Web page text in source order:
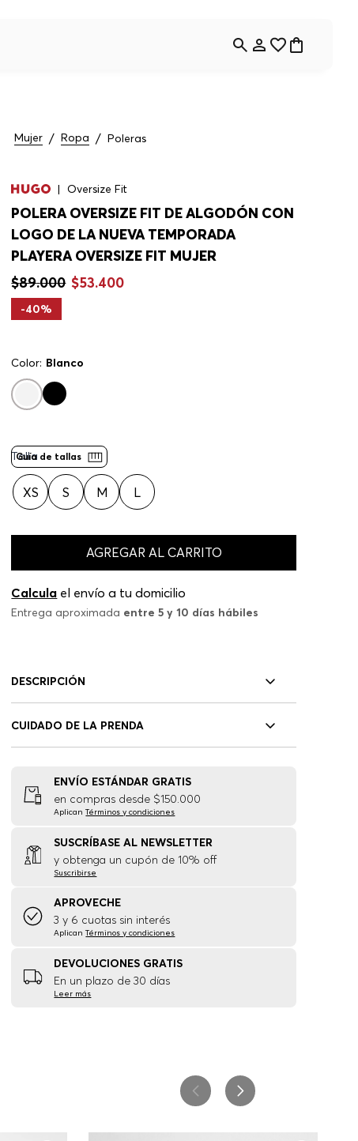
Mujer Ropa Poleras
Oversize Fit
POLERA OVERSIZE FIT DE ALGODÓN CON
LOGO DE LA NUEVA TEMPORADA
PLAYERA OVERSIZE FIT MUJER
$89.000 $53.400
-40%
Color: Blanco
Guía de tallas
Talla
XS S M L
AGREGAR AL CARRITO
Calcula el envío a tu domicilio
Entrega aproximada entre 5 y 10 días hábiles
DESCRIPCIÓN
CUIDADO DE LA PRENDA
ENVÍO ESTÁNDAR GRATIS
en compras desde $150.000
AplicanTérminos y condiciones
SUSCRÍBASE AL NEWSLETTER
y obtenga un cupón de 10% off
Suscribirse
APROVECHE
3 y 6 cuotas sin interés
AplicanTérminos y condiciones
DEVOLUCIONES GRATIS
En un plazo de 30 días
Leer más